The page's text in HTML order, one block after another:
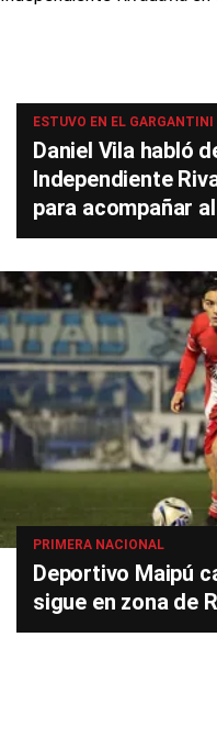
ESTUVO EN EL GARGANTINI
Daniel Vila habló
Independiente
para acompañar
PRIMERA NACIONAL
Deportivo Maipú
sigue en zona de